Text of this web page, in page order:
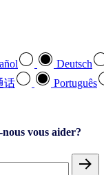
Deutsch
话 Português
vous aider?